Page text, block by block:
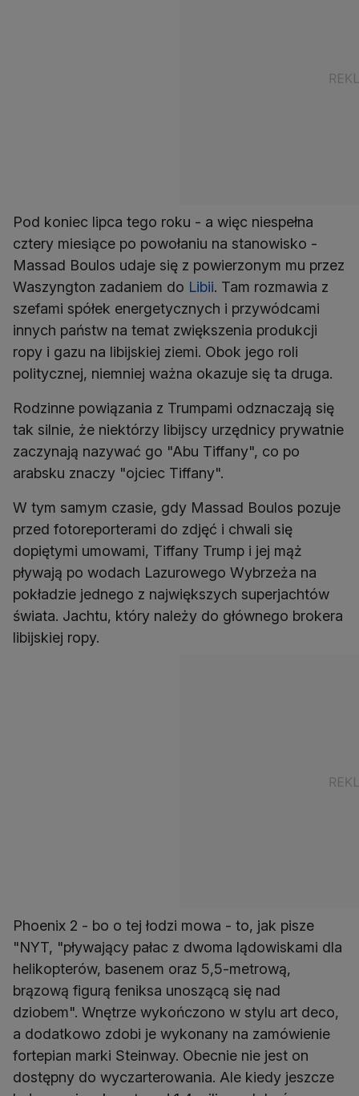
Pod koniec lipca tego roku - a więc niespełna
cztery miesiące po powołaniu na stanowisko -
Massad Boulos udaje się z powierzonym mu przez
Waszyngton zadaniem do Libii. Tam rozmawia z
szefami spółek energetycznych i przywódcami
innych państw na temat zwiększenia produkcji
ropy i gazu na libijskiej ziemi. Obok jego roli
politycznej, niemniej ważna okazuje się ta druga.
Rodzinne powiązania z Trumpami odznaczają się
tak silnie, że niektórzy libijscy urzędnicy prywatnie
zaczynają nazywać go "Abu Tiffany", co po
arabsku znaczy "ojciec Tiffany".
W tym samym czasie, gdy Massad Boulos pozuje
przed fotoreporterami do zdjęć i chwali się
dopiętymi umowami, Tiffany Trump i jej mąż
pływają po wodach Lazurowego Wybrzeża na
pokładzie jednego z największych superjachtów
świata. Jachtu, który należy do głównego brokera
libijskiej ropy.
Phoenix 2 - bo o tej łodzi mowa - to, jak pisze
"NYT, "pływający pałac z dwoma lądowiskami dla
helikopterów, basenem oraz 5,5-metrową,
brązową figurą feniksa unoszącą się nad
dziobem". Wnętrze wykończono w stylu art deco,
a dodatkowo zdobi je wykonany na zamówienie
fortepian marki Steinway. Obecnie nie jest on
dostępny do wyczarterowania. Ale kiedy jeszcze